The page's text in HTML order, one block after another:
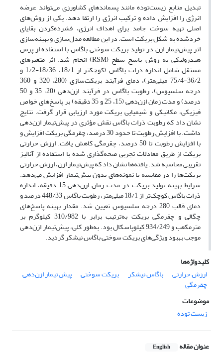
تبدیل منابع زیست‌توده مانند پسماندهای کشاورزی می‌تواند عرضه
انرژی را افزایش داده و ترکیب انرژی را ارتقا دهد. یکی از روش‌های
اصلی تهیه سوخت جامد برای اهداف انرژی، فشرده‌کردن بقایای
خردشده به شکل بریکت است. در این مطالعه مدل‌سازی و بهینه‌سازی
اثر پیش‌تیمار ازن‌ در تولید بریکت سوختی باگاس با استفاده از پرس
هیدرولیکی به روش پاسخ سطح (RSM) انجام شد. اثر متغیرهای
مستقل شامل اندازه ذرات باگاس (کوچک­تر از 18/1، 18/36-1/2 و
36/2-75/4 میلی‌متر)، دمای فرآیند بریکت‌سازی (280، 320 و 360
درجه سلسیوس)، رطوبت باگاس در فرآیند ازن‌دهی (20، 35 و 50
درصد) و مدت زمان ازن‌دهی (15، 25 و 35 دقیقه) بر پاسخ‌های خواص
فیزیکی، مکانیکی و شیمیایی بریکت مورد ارزیابی قرار گرفت. نتایج
نشان داد که رطوبت ذرات باگاس نقش مؤثری در پیش‌تیمار ازن‌دهی
داشت. با افزایش رطوبت تا حدود 30 درصد، چقرمگی بریکت افزایش و
با افزایش رطوبت تا 50 درصد، چقرمگی کاهش یافت. ارزش حرارتی
بریکت از طریق معادلات تجربی صحه‌گذاری شده با استفاده از آنالیز
تقریبی محاسبه شد. یافته‌ها نشان داد که پیش‌تیمار ازن، ارزش حرارتی
بریکت‌ها را در مقایسه با نمونه‌های بدون پیش‌تیمار افزایش می‌دهد.
شرایط بهینه تولید بریکت در مدت زمان ازن‌دهی 15 دقیقه، اندازه
ذرات باگاس کوچک‌تر از 18/1 میلی‌متر، رطوبت باگاس 448/33 درصد و
دمای قالب 280 درجه سلسیوس تعیین شد. مقدار بهینه پاسخ‌های
چگالی و چقرمگی بریکت به‌ترتیب برابر با 310/982 کیلوگرم بر
مترمکعب و 934/249 کیلوپاسکال بود. به‌طور کلی، پیش‌تیمار ازن‌‌دهی
موجب بهبود ویژگی‌های بریکت سوختی باگاس نیشکر گردید.
کلیدواژه‌ها
ارزش حرارتی
باگاس نیشکر بریکت سوختی پیش تیمار ازن‌دهی
چقرمگی
موضوعات
زیست توده
عنوان مقاله English